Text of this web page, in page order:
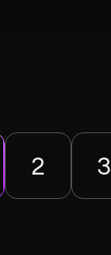
2 3